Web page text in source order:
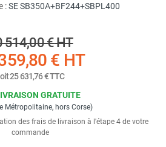
:SE SB350A+BF244+SBPL400
514,00 €HT
€ HT
25 631,76 €TTC
GRATUITE
Métropolitaine, hors Corse)
des frais de livraison à l'étape 4 de votre
commande